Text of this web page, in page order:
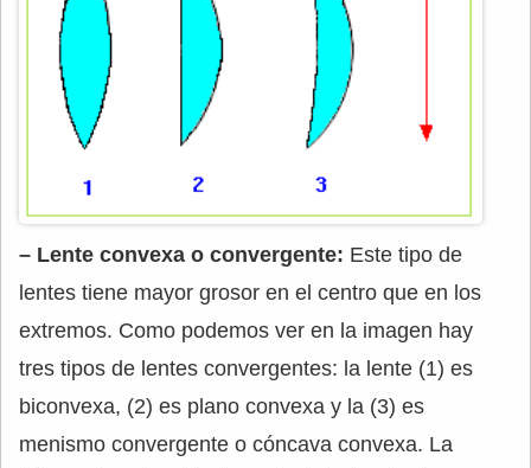
– Lente convexa o convergente: Este tipo de
lentes tiene mayor grosor en el centro que en los
extremos. Como podemos ver en la imagen hay
tres tipos de lentes convergentes: la lente (1) es
biconvexa, (2) es plano convexa y la (3) es
menismo convergente o cóncava convexa. La